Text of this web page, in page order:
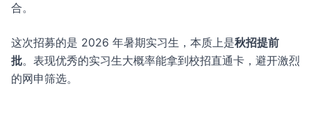
合。
这次招募的是 2026 年暑期实习生，本质上是秋招提前
批。表现优秀的实习生大概率能拿到校招直通卡，避开激烈
的网申筛选。